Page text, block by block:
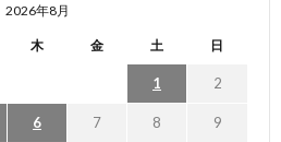
2026年8月
木 金 土 日
1 2
6 7 8 9